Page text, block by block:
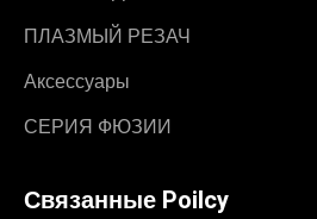
ПЛАЗМЫЙ РЕЗАЧ
Аксессуары
СЕРИЯ ФЮЗИИ
Связанные Poilcy